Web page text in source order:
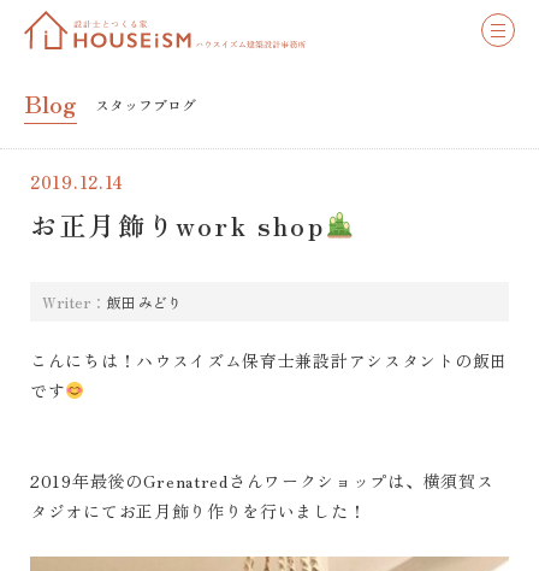
Blog スタッフブログ
2019.12.14
お正月飾りwork shop
Writer： 飯田 みどり
こんにちは！ハウスイズム保育士兼設計アシスタントの飯田
です
2019年最後のGrenatredさんワークショップは、横須賀ス
タジオにてお正月飾り作りを行いました！